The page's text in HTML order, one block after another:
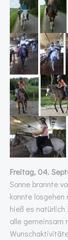
Freitag, 04.
Sonne brannte
konnte
hieß es
alle gemeinsam